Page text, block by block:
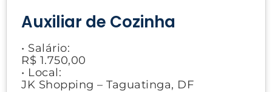
Auxiliar de Cozinha
• Salário:
R$ 1.750,00
• Local:
JK Shopping – Taguatinga, DF